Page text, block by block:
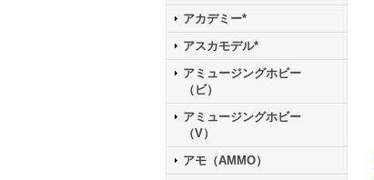
アカデミー*
アスカモデル*
アミュージングホビー
（ビ）
アミュージングホビー
（V）
アモ（AMMO）